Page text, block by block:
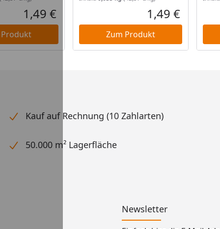
Aktueller Preis
1,49 € Aktueller
1,49 €
Zum Produkt
Kauf auf Rechnung (10 Zahlarten)
50.000 m² Lagerfläche
Newsletter